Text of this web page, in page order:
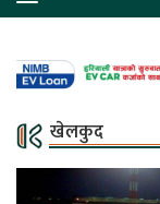
खेलकुद